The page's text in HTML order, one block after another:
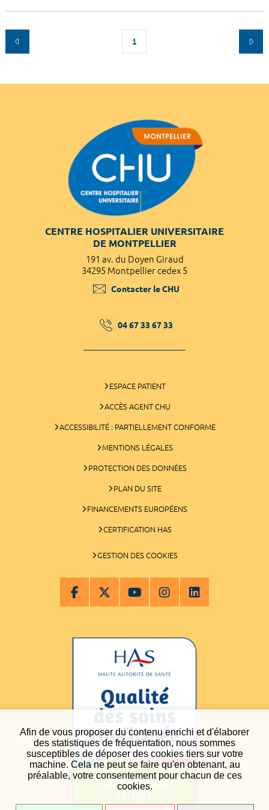
Afin de vous proposer du contenu enrichi et d'élaborer
des statistiques de fréquentation, nous sommes
susceptibles de déposer des cookies tiers sur votre
machine. Cela ne peut se faire qu'en obtenant, au
préalable, votre consentement pour chacun de ces
cookies.
1
CENTRE HOSPITALIER UNIVERSITAIRE
DE MONTPELLIER
191 av. du Doyen Giraud
34295 Montpellier cedex 5
Contacter le CHU
04 67 33 67 33
ESPACE PATIENT
ACCÈS AGENT CHU
ACCESSIBILITÉ : PARTIELLEMENT CONFORME
MENTIONS LÉGALES
PROTECTION DES DONNÉES
PLAN DU SITE
FINANCEMENTS EUROPÉENS
CERTIFICATION HAS
GESTION DES COOKIES